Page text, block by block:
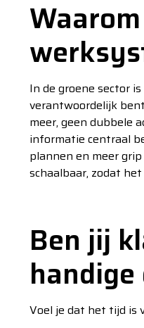
In de groene sector
verantwoordelijk
meer, geen dubbele
informatie centraal
plannen en meer
schaalbaar, zodat
Ben jij
Voel je dat het tijd is